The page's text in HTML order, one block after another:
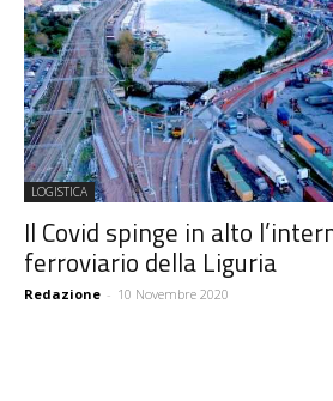
LOGISTICA
Il Covid spinge in alto
ferroviario della Liguria
Redazione - 10 Novembre 2020